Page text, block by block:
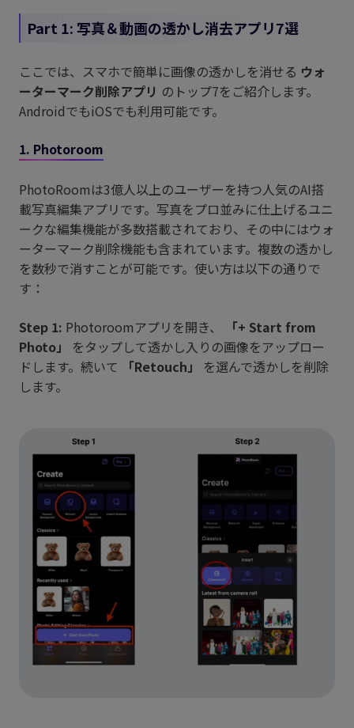
Part 1: 写真＆動画の透かし消去アプリ7選
ここでは、スマホで簡単に画像の透かしを消せる ウォ
ーターマーク削除アプリ のトップ7をご紹介します。
AndroidでもiOSでも利用可能です。
1. Photoroom
PhotoRoomは3億人以上のユーザーを持つ人気のAI搭
載写真編集アプリです。写真をプロ並みに仕上げるユニ
ークな編集機能が多数搭載されており、その中にはウォ
ーターマーク削除機能も含まれています。複数の透かし
を数秒で消すことが可能です。使い方は以下の通りで
す：
Step 1: Photoroomアプリを開き、
「+ Start from
Photo」 をタップして透かし入りの画像をアップロー
ドします。続いて 「Retouch」 を選んで透かしを削除
します。